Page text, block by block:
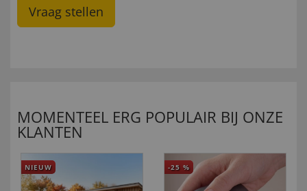
Vraag stellen
MOMENTEEL ERG POPULAIR BIJ ONZE
KLANTEN
NIEUW -25 %